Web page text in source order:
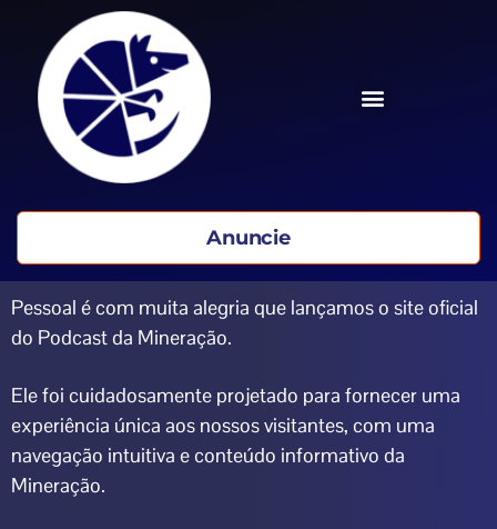
Anuncie
Pessoal é com muita alegria que lançamos o site oficial
do Podcast da Mineração.
Ele foi cuidadosamente projetado para fornecer uma
experiência única aos nossos visitantes, com uma
navegação intuitiva e conteúdo informativo da
Mineração.